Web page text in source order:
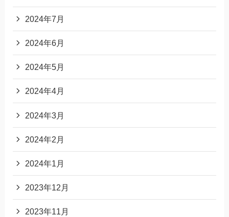
2024年7月
2024年6月
2024年5月
2024年4月
2024年3月
2024年2月
2024年1月
2023年12月
2023年11月